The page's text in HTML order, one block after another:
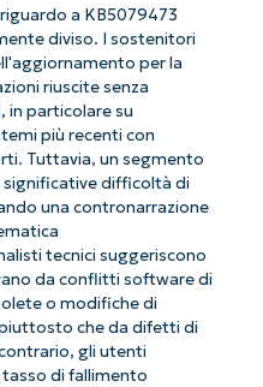
a KB5079473
diviso. I sostenitori
per la
riuscite senza
in particolare su
più recenti con
Tuttavia, un segmento
difficoltà di
una contronarrazione
tecnici suggeriscono
da conflitti software di
o modifiche di
che da difetti di
gli utenti
di fallimento